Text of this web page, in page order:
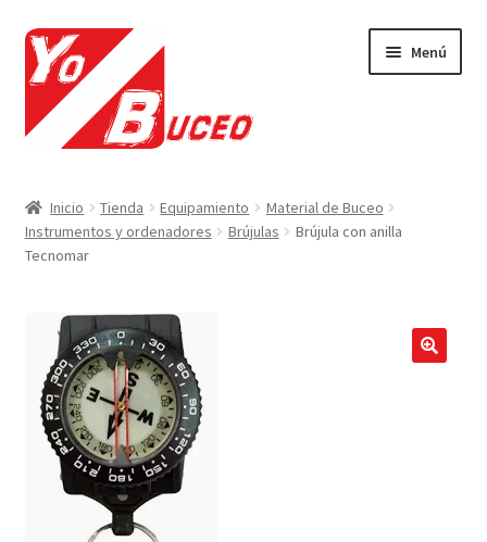
Ir
navegación
Ir
al
contenido
Menú
EQUIPAMIENTO
menú
hijo
OFERTAS LAST MINUTE
SEGUROS DE BUCEO
MI CUENTA
WEB YOBUCEO
Inicio Tienda Equipamiento
Material de Buceo
Instrumentos y ordenadores
Brújulas
Brújula con anilla
Tecnomar